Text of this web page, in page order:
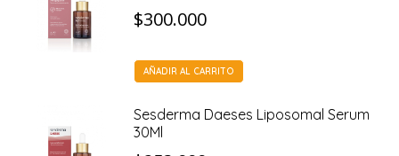
$300.000
AÑADIR AL CARRITO
Sesderma Daeses Liposomal Serum
30Ml